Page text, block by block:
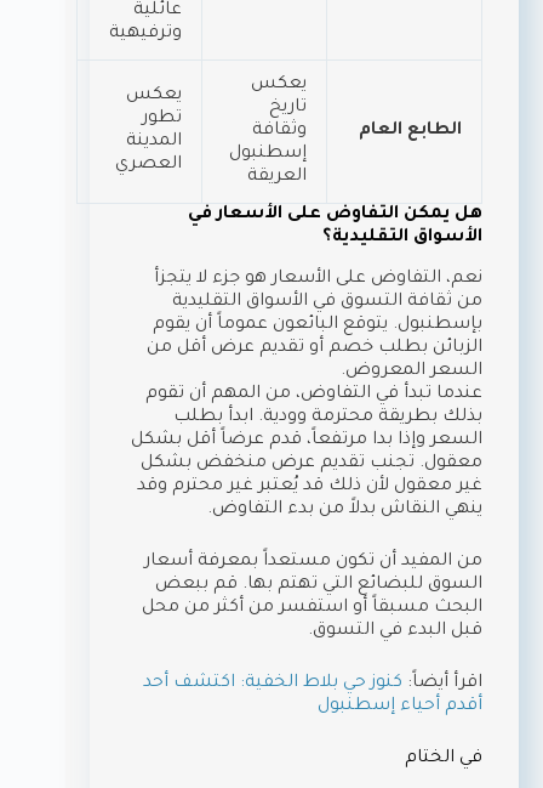
عائلية
وترفيهية
الطابع العام
يعكس
تاريخ
وثقافة
إسطنبول
العريقة
يعكس
تطور
المدينة
العصري
هل يمكن التفاوض على الأسعار في
الأسواق التقليدية؟
نعم، التفاوض على الأسعار هو جزء لا يتجزأ
من ثقافة التسوق في الأسواق التقليدية
بإسطنبول. يتوقع البائعون عموماً أن يقوم
الزبائن بطلب خصم أو تقديم عرض أقل من
السعر المعروض.
عندما تبدأ في التفاوض، من المهم أن تقوم
بذلك بطريقة محترمة وودية. ابدأ بطلب
السعر وإذا بدا مرتفعاً، قدم عرضاً أقل بشكل
معقول. تجنب تقديم عرض منخفض بشكل
غير معقول لأن ذلك قد يُعتبر غير محترم وقد
ينهي النقاش بدلاً من بدء التفاوض.
من المفيد أن تكون مستعداً بمعرفة أسعار
السوق للبضائع التي تهتم بها. قم ببعض
البحث مسبقاً أو استفسر من أكثر من محل
قبل البدء في التسوق.
اقرأ أيضاً: كنوز حي بلاط الخفية: اكتشف أحد
أقدم أحياء إسطنبول
في الختام